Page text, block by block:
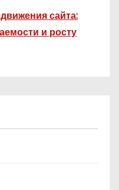
сайта:
и росту